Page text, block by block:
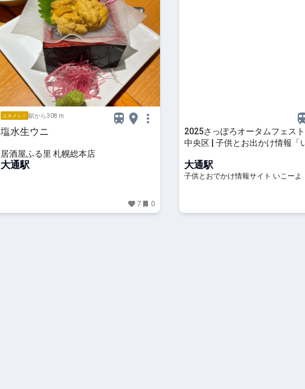
エキメシ！ 駅から308 m
塩水生ウニ
居酒屋ふる里 札幌総本店
大通駅
7 0
2025さっぽろオータムフェス
中央区 | 子供とお出かけ情報「
大通駅
子供とおでかけ情報サイト いこーよ